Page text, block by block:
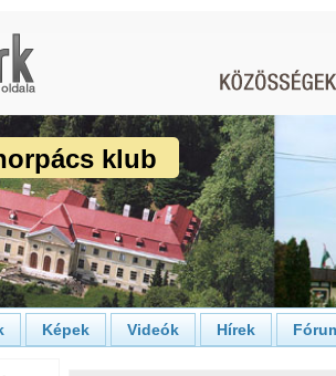
klub
Képek Videók Hírek